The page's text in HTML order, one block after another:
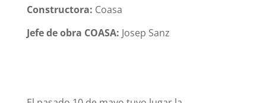
Constructora: Coasa
Jefe de obra COASA: Josep Sanz